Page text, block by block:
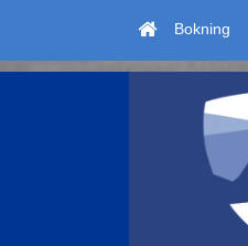
Bokning